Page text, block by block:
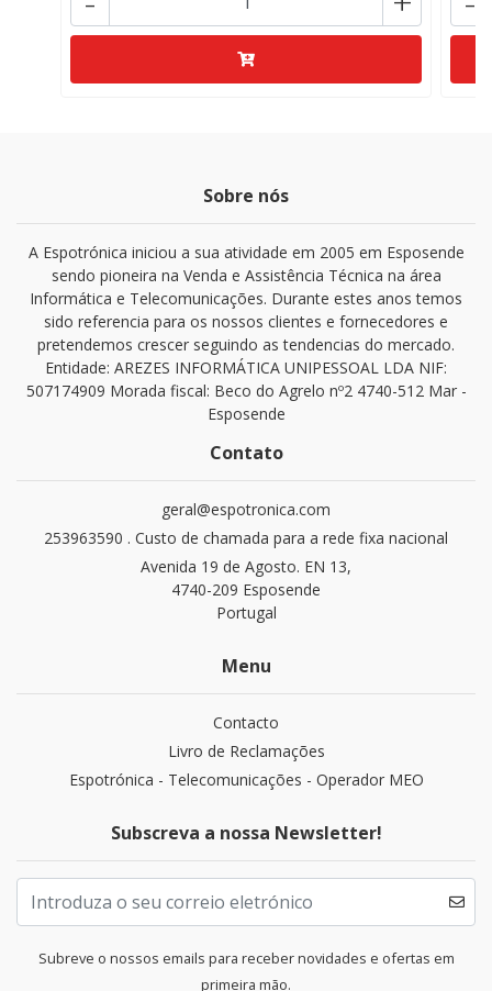
Sobre nós
A Espotrónica iniciou a sua atividade em 2005 em Esposende
sendo pioneira na Venda e Assistência Técnica na área
Informática e Telecomunicações. Durante estes anos temos
sido referencia para os nossos clientes e fornecedores e
pretendemos crescer seguindo as tendencias do mercado.
Entidade: AREZES INFORMÁTICA UNIPESSOAL LDA NIF:
507174909 Morada fiscal: Beco do Agrelo nº2 4740-512 Mar -
Esposende
Contato
geral@espotronica.com
253963590 . Custo de chamada para a rede fixa nacional
Avenida 19 de Agosto. EN 13,
4740-209 Esposende
Portugal
Menu
Contacto
Livro de Reclamações
Espotrónica - Telecomunicações - Operador MEO
Subscreva a nossa Newsletter!
Subreve o nossos emails para receber novidades e ofertas em
primeira mão.